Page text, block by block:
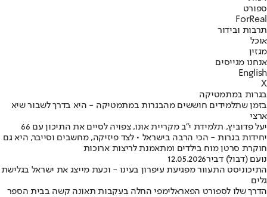
ספורט
ForReal
תרבות ובידור
אוכל
מגזין
אנחנו מגייסים
English
X
בגרות במתמטיקה
בזמן שתלמידים חוששים מהבגרות במתמטיקה - היא בדרך לשבור שיא
ארצי
יעל פדוביץ, תלמידת י"ב מקריית אונו, צפויה לסיים את התיכון עם 66
יחידות בגרות - הכי הרבה בישראל • לצד פיזיקה, מחשבים וסייבר, היא גם
חוקרת סרטן מוח בילדים ומתאמנת לריצות ארוכות
נועם (דבול) דביר12.05.2026
התיכוניסט התעוור מפגיעת עיפרון בעינו - וכעת מייצג את ישראל בגלישת
גלים
הדרך שלו לספורט הפאראלימפי החלה בעקבות תאונה קשה בבית הספר